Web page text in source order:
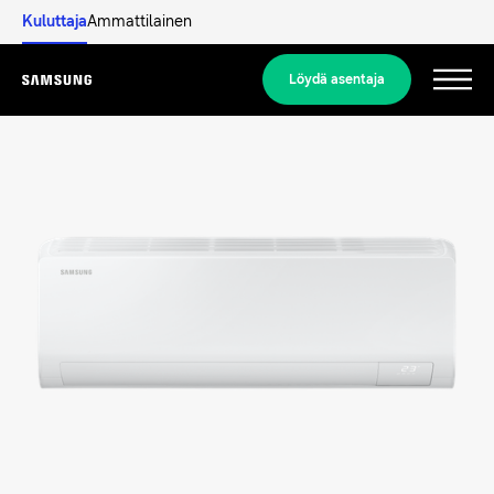
KuluttajaAmmattilainen
Menu
Löydä asentaja